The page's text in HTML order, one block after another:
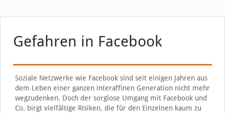
Gefahren in Facebook
Soziale Netzwerke wie Facebook sind seit einigen Jahren aus
dem Leben einer ganzen interaffinen Generation nicht mehr
wegzudenken. Doch der sorglose Umgang mit Facebook und
Co. birgt vielfältige Risiken, die für den Einzelnen kaum zu